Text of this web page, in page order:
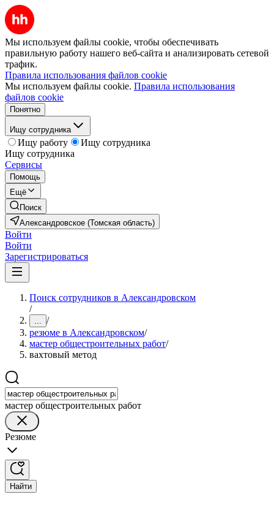
Мы используем файлы cookie, чтобы обеспечивать
правильную работу нашего веб-сайта и анализировать сетевой
трафик.
Правила использования файлов cookie
Мы используем файлы cookie. Правила использования
файлов cookie
Понятно
Ищу сотрудника
Ищу работу
Ищу сотрудника
Ищу сотрудника
Сервисы
Помощь
Ещё
Поиск
Александровское (Томская область)
Войти
Войти
Зарегистрироваться
Поиск сотрудников в Александровском
/
... /
резюме в Александровском/
мастер общестроительных работ/
вахтовый метод
мастер общестроительных работ
Резюме
Найти